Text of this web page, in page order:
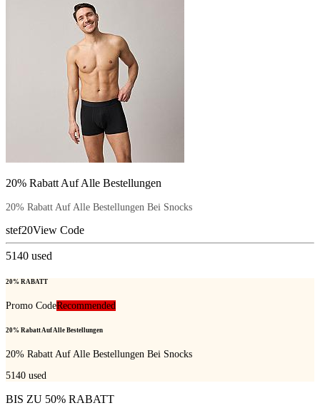
20% Rabatt Auf Alle Bestellungen
20% Rabatt Auf Alle Bestellungen Bei Snocks
stef20View Code
5140 used
20% RABATT
Promo CodeRecommended
20% Rabatt Auf Alle Bestellungen
20% Rabatt Auf Alle Bestellungen Bei Snocks
5140 used
BIS ZU 50% RABATT